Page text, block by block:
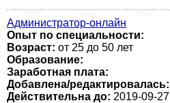
Администратор-онлайн
Опыт по специальности:
Возраст: от 25 до 50 лет
Образование:
Заработная плата:
Добавлена/редактировалась:
Действительна до: 2019-09-27